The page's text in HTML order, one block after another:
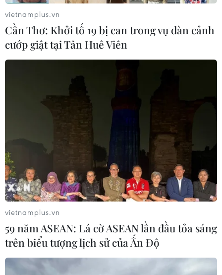
vietnamplus.vn
Cần Thơ: Khởi tố 19 bị can trong vụ dàn cảnh
cướp giật tại Tân Huê Viên
vietnamplus.vn
59 năm ASEAN: Lá cờ ASEAN lần đầu tỏa sáng
trên biểu tượng lịch sử của Ấn Độ